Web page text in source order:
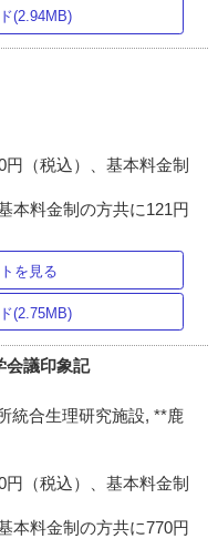
(2.94MB)
（税込）、基本料金制
本料金制の方共に121円
を見る
(2.75MB)
会議印象記
統合生理研究施設, **鹿
（税込）、基本料金制
本料金制の方共に770円